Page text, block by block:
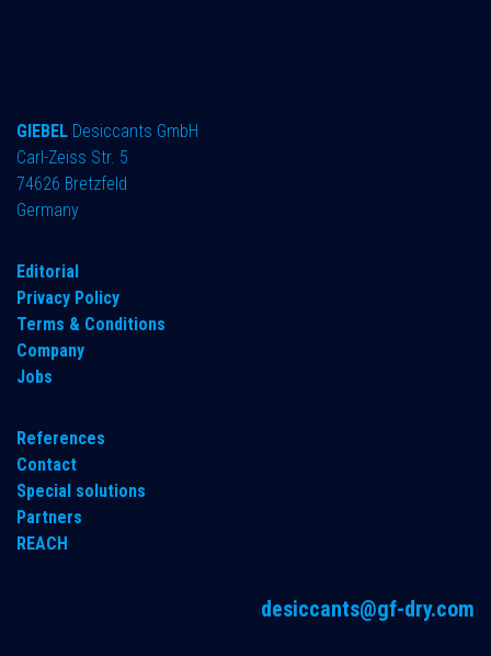
GIEBEL Desiccants GmbH
Carl-Zeiss Str. 5
74626 Bretzfeld
Germany
​Editorial
Privacy Policy
Terms & Conditions
Company
Jobs
References
Contact
Special solutions
Partners
REACH
desiccants@gf-dry.com